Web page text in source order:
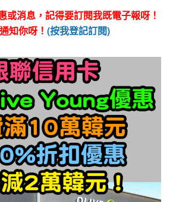
或消息，記得要訂閱我既電子報呀！
知你呀！ (按我登記訂閱)